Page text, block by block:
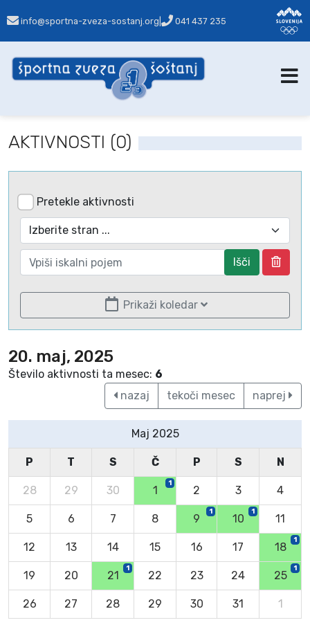
info@sportna-zveza-sostanj.org 041 437 235
AKTIVNOSTI (0)
Pretekle aktivnosti
Išči
Prikaži koledar
20. maj, 2025
Število aktivnosti ta mesec: 6
nazaj
tekoči mesec naprej
Maj 2025
P T S Č P S N
28 29 30 1
1
2 3 4
5 6 7 8 9
1
10
1
11
12 13 14 15 16 17 18
1
19 20 21
1
22 23 24 25
1
26 27 28 29 30 31 1